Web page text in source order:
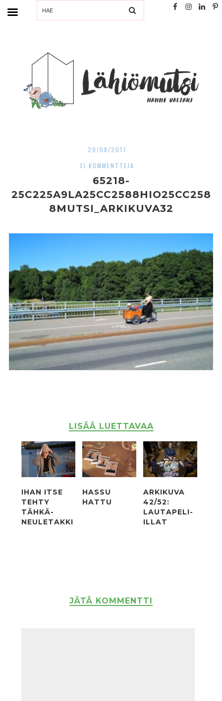
SEARCH
20/08/2017
EI KOMMENTTEJA
65218-
25C225A9LA25CC2588HIO25CC258
8MUTSI_ARKIKUVA32
LISÄÄ LUETTAVAA
IHAN ITSE
TEHTY
TÄHKÄ-
NEULETAKKI
HASSU
HATTU
ARKIKUVA
42/52:
LAUTAPELI-
ILLAT
JÄTÄ KOMMENTTI